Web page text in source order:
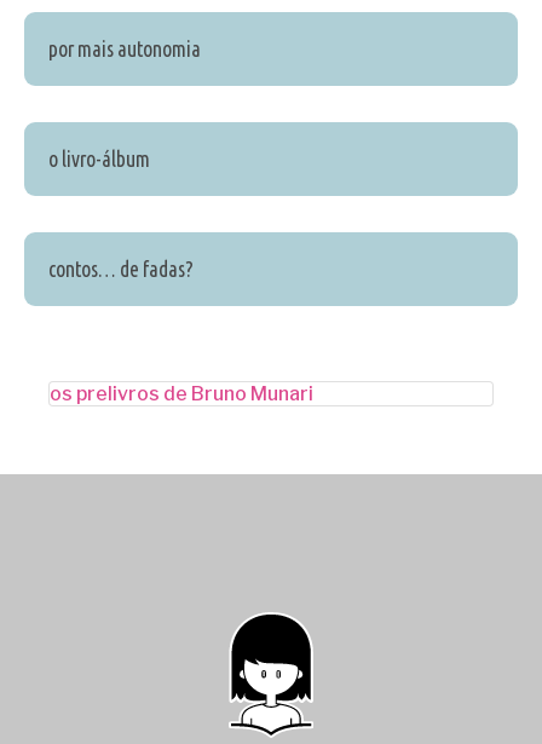
por mais autonomia
o livro-álbum
contos… de fadas?
os prelivros de Bruno Munari